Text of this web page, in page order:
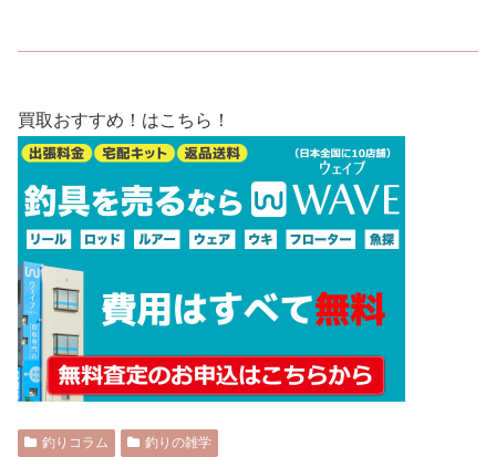
買取おすすめ！はこちら！
釣りコラム 釣りの雑学